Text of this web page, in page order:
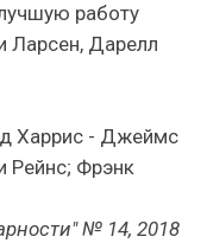
работу
Ларсен, Дарелл
Харрис - Джеймс
Рейнс; Фрэнк
№ 14, 2018